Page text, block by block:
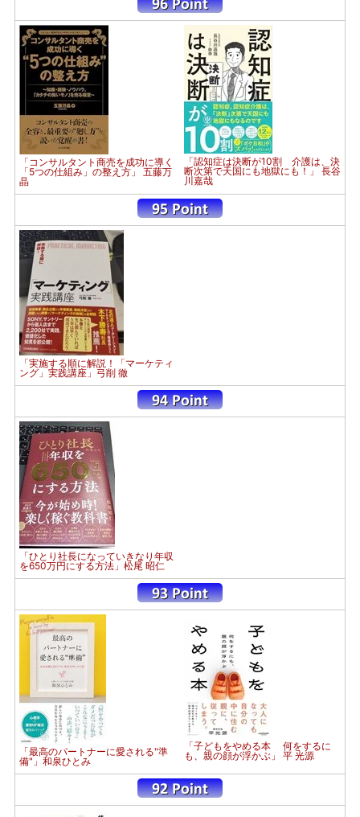
「コンサルタント商売を成功に導く
「5つの仕組み」の整え方」 五藤万
晶
「認知症は決断が10割 介護は、決
断次第で天国にも地獄にも！」 長谷
川嘉哉
「実施する順に解説！「マーケティ
ング」実践講座」弓削 徹
「ひとり社長になっていきなり年収
を650万円にする方法」松尾 昭仁
「最高のパートナーに愛される"準
備"」和泉ひとみ
「子どもをやめる本 何をするに
も、親の顔が浮かぶ」 平 光源